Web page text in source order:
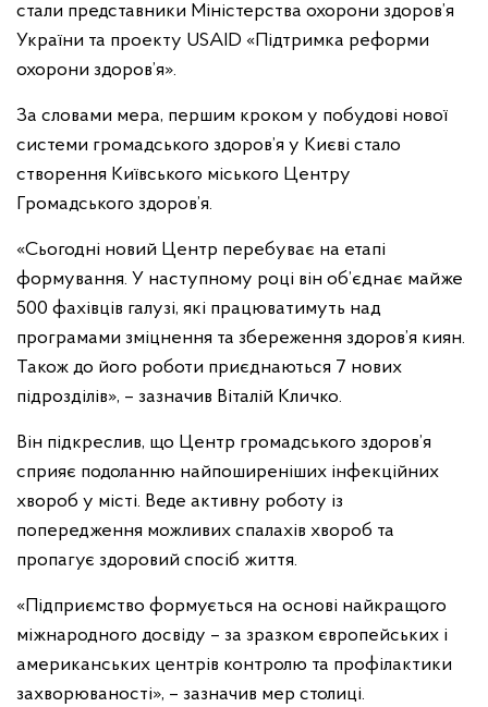
стали представники Міністерства охорони здоров’я
України та проекту USAID «Підтримка реформи
охорони здоров’я».
За словами мера, першим кроком у побудові нової
системи громадського здоров’я у Києві стало
створення Київського міського Центру
Громадського здоров’я.
«Сьогодні новий Центр перебуває на етапі
формування. У наступному році він об’єднає майже
500 фахівців галузі, які працюватимуть над
програмами зміцнення та збереження здоров’я киян.
Також до його роботи приєднаються 7 нових
підрозділів», – зазначив Віталій Кличко.
Він підкреслив, що Центр громадського здоров’я
сприяє подоланню найпоширеніших інфекційних
хвороб у місті. Веде активну роботу із
попередження можливих спалахів хвороб та
пропагує здоровий спосіб життя.
«Підприємство формується на основі найкращого
міжнародного досвіду – за зразком європейських і
американських центрів контролю та профілактики
захворюваності», – зазначив мер столиці.